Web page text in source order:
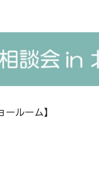
ルーム】